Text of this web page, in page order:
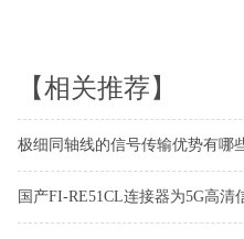
【相关推荐】
极细同轴线的信号传输优势有哪
国产FI-RE51CL连接器为5G高清